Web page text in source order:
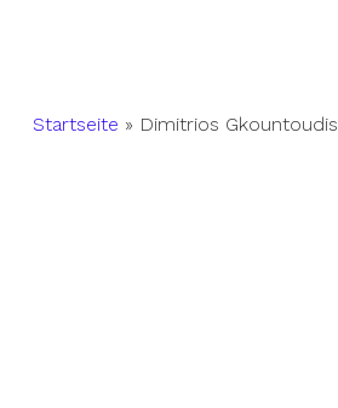
Startseite » Dimitrios Gkountoudis